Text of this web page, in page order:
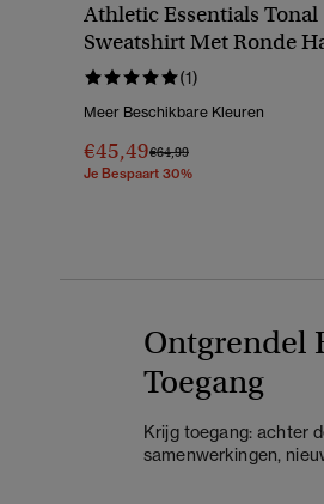
Athletic Essentials Tonal
Sweatshirt Met Ronde
En Appliqué
(1)
Meer Beschikbare Kleuren
€45,49Prijs Verlaagd Van
€64,99Naar
Je Bespaart 30%
Ontgrendel
Toegang
Krijg toegang: achter
samenwerkingen,